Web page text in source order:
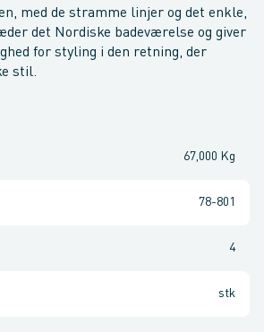
med de stramme linjer og det enkle,
det Nordiske badeværelse og giver
for styling i den retning, der
stil.
67,000 Kg
78-801
4
stk